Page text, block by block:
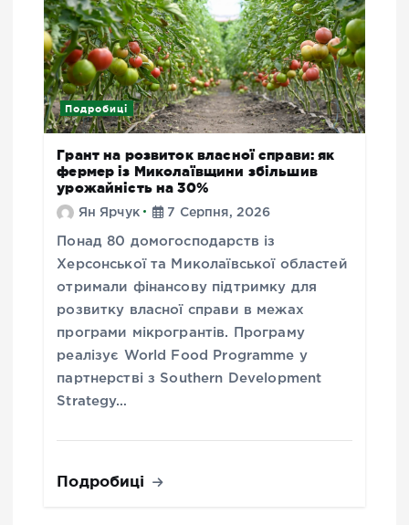
Подробиці
Грант на розвиток власної справи: як
фермер із Миколаївщини збільшив
урожайність на 30%
Ян Ярчук 7 Серпня, 2026
Понад 80 домогосподарств із
Херсонської та Миколаївської областей
отримали фінансову підтримку для
розвитку власної справи в межах
програми мікрогрантів. Програму
реалізує World Food Programme у
партнерстві з Southern Development
Strategy…
Подробиці